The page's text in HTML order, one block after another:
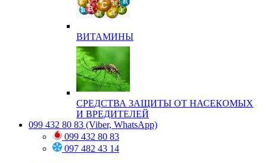
ВИТАМИНЫ
СРЕДСТВА ЗАЩИТЫ ОТ НАСЕКОМЫХ
И ВРЕДИТЕЛЕЙ
099 432 80 83 (Viber, WhatsApp)
099 432 80 83
097 482 43 14